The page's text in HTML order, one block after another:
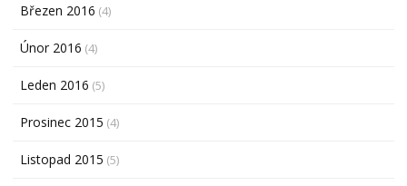
Březen 2016 (4)
Únor 2016 (4)
Leden 2016 (5)
Prosinec 2015 (4)
Listopad 2015 (5)